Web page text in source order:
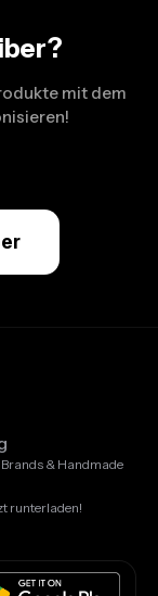
mit dem
& Handmade
runterladen!